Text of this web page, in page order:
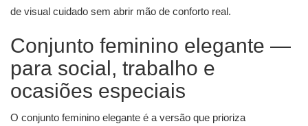
de visual cuidado sem abrir mão de conforto real.
Conjunto feminino elegante —
para social, trabalho e
ocasiões especiais
O conjunto feminino elegante é a versão que prioriza